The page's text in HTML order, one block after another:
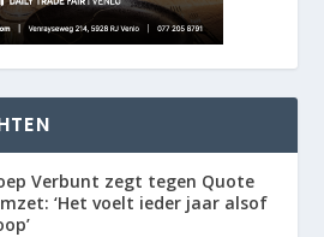
Verbunt zegt tegen Quote
‘Het voelt ieder jaar alsof